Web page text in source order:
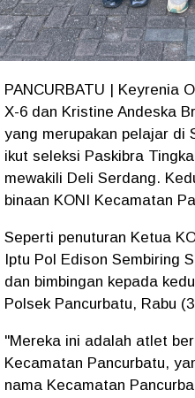
PANCURBATU | Keyrenia
X-6 dan Kristine Andeska
yang merupakan pelajar di
ikut seleksi Paskibra
mewakili Deli Serdang.
binaan KONI Kecamatan
Seperti penuturan Ketua
Iptu Pol Edison Sembiring
dan bimbingan kepada
Polsek Pancurbatu, Rabu
"Mereka ini adalah atlet
Kecamatan Pancurbatu,
nama Kecamatan